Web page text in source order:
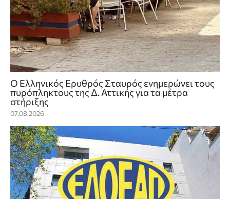
Ο Ελληνικός Ερυθρός Σταυρός ενημερώνει τους
πυρόπληκτους της Δ. Αττικής για τα μέτρα
στήριξης
07.08.2026